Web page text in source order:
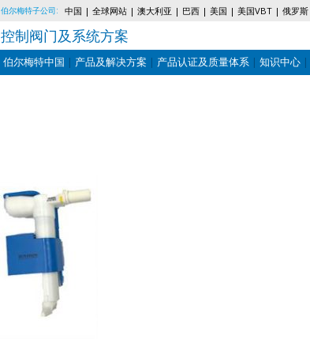
伯尔梅特子公司: 中国 全球网站 澳大利亚 巴西 美国 美国VBT 俄罗斯
控制阀门及系统方案
伯尔梅特中国 产品及解决方案 产品认证及质量体系 知识中心